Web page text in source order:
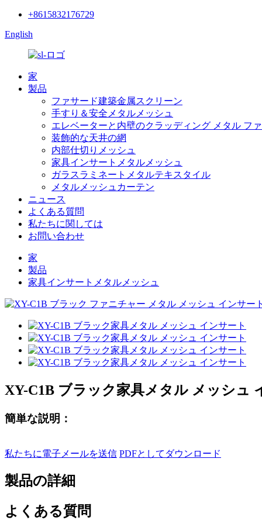
+8615832176729
English
家
製品
ファサード建築金属スクリーン
手すり＆安全メタルメッシュ
エレベーターと内壁のクラッディング メタル フ
装飾的な天井の網
内部仕切りメッシュ
家具インサートメタルメッシュ
ガラスラミネートメタルテキスタイル
メタルメッシュカーテン
ニュース
よくある質問
私たちに関しては
お問い合わせ
家
製品
家具インサートメタルメッシュ
XY-C1B ブラック家具メタル メッシュ
簡単な説明：
私たちに電子メールを送信 PDFとしてダウンロード
製品の詳細
よくある質問